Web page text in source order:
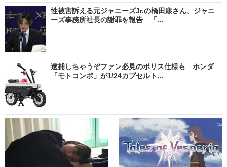
性被害訴える元ジャニーズJr.の橋田康さん、ジャニ
ーズ事務所社長の謝罪を報告 「...
逮捕しちゃうぞファン必見のポリス仕様も ホンダ
「モトコンポ」が1/24カプセルト...